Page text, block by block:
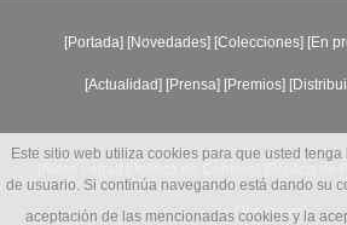
[Portada] [Novedades] [Colecciones] [En
[Actualidad] [Prensa] [Premios] [
Generales ]
Este sitio web utiliza cookies para que usted
de usuario. Si continúa navegando está dando su
aceptación de las mencionadas cookies y la